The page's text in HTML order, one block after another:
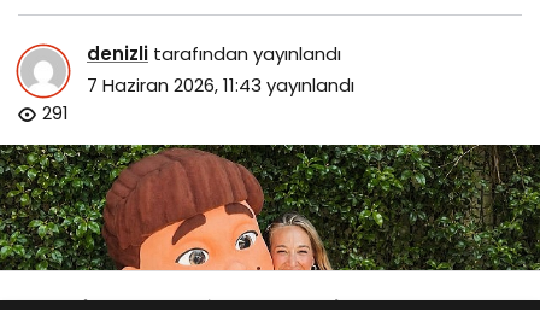
denizli tarafından yayınlandı
7 Haziran 2026, 11:43 yayınlandı
291